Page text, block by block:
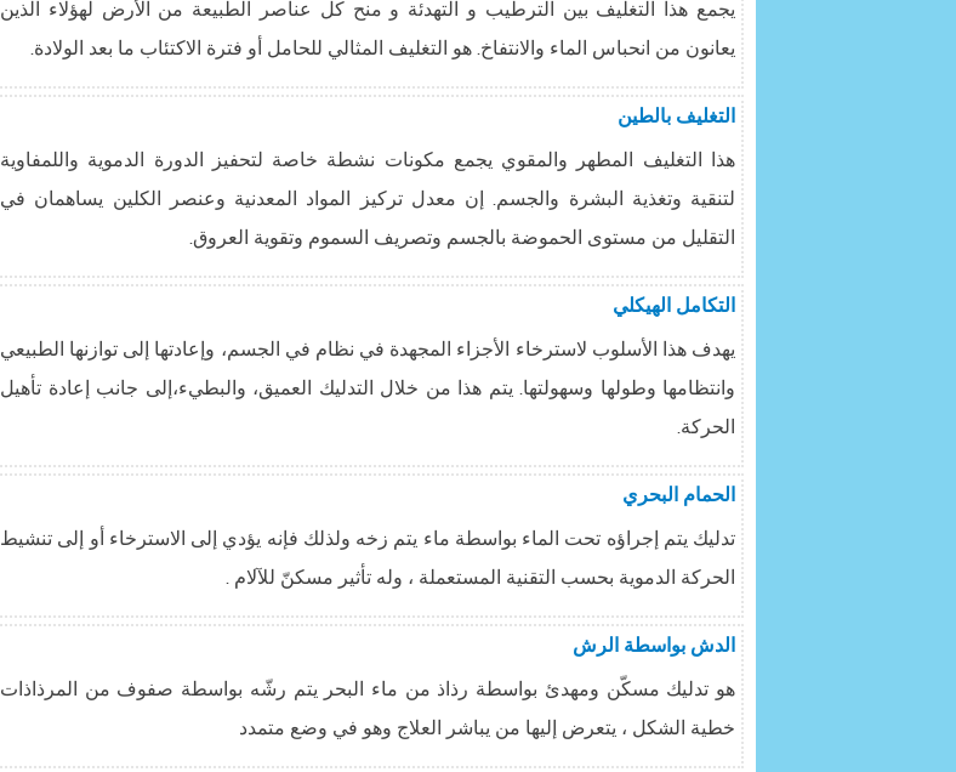
يجمع هذا التغليف بين الترطيب و التهدئة و منح كل عناصر الطبيعة من الأرض لهؤلاء الذين
يعانون من انحباس الماء والانتفاخ. هو التغليف المثالي للحامل أو فترة الاكتئاب ما بعد الولادة.
التغليف بالطين
هذا التغليف المطهر والمقوي يجمع مكونات نشطة خاصة لتحفيز الدورة الدموية واللمفاوية
لتنقية وتغذية البشرة والجسم. إن معدل تركيز المواد المعدنية وعنصر الكلين يساهمان في
التقليل من مستوى الحموضة بالجسم وتصريف السموم وتقوية العروق.
التكامل الهيكلي
يهدف هذا الأسلوب لاسترخاء الأجزاء المجهدة في نظام في الجسم، وإعادتها إلى توازنها الطبيعي
وانتظامها وطولها وسهولتها. يتم هذا من خلال التدليك العميق، والبطيء،إلى جانب إعادة تأهيل
الحركة.
الحمام البحري
تدليك يتم إجراؤه تحت الماء بواسطة ماء يتم زخه ولذلك فإنه يؤدي إلى الاسترخاء أو إلى تنشيط
الحركة الدموية بحسب التقنية المستعملة ، وله تأثير مسكنّ للآلام .
الدش بواسطة الرش
هو تدليك مسكّن ومهدئ بواسطة رذاذ من ماء البحر يتم رشّه بواسطة صفوف من المرذاذات
خطية الشكل ، يتعرض إليها من يباشر العلاج وهو في وضع متمدد